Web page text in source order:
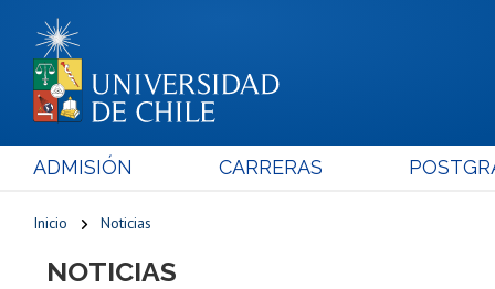
ADMISIÓN CARRERAS
Inicio Noticias
NOTICIAS